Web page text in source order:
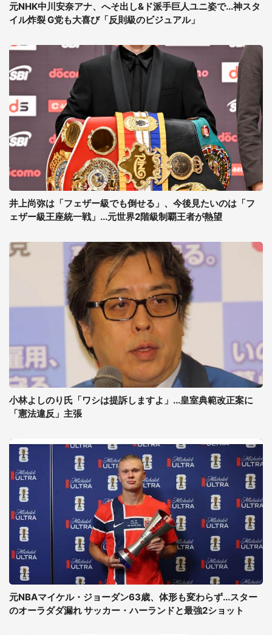
元NHK中川安奈アナ、へそ出し&ド派手巨人ユニ姿で...神スタ
イル炸裂 G党も大喜び「反則級のビジュアル」
井上尚弥は「フェザー級でも倒せる」、今後見たいのは「フ
ェザー級王座統一戦」...元世界2階級制覇王者が熱望
小林よしのり氏「ワシは提訴しますよ」...皇室典範改正案に
「憲法違反」主張
元NBAマイケル・ジョーダン63歳、体形も変わらず...スター
のオーラダダ漏れ サッカー・ハーランドと最強2ショット